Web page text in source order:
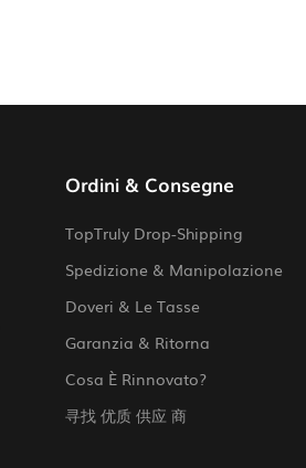
Ordini & Consegne
TopTruly Drop-Shipping
Spedizione & Manipolazione
Doveri & Le Tasse
Garanzia & Ritorna
Cosa È Rinnovato?
寻找 优质 供应 商